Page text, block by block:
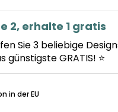
2, erhalte 1 gratis
Sie 3 beliebige
günstigste GRATIS! ⭐
in der EU